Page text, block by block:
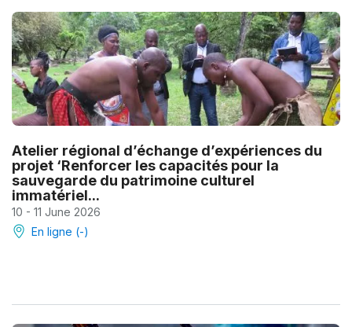
Atelier régional d’échange d’expériences du
projet ‘Renforcer les capacités pour la
sauvegarde du patrimoine culturel
immatériel...
10 - 11 June 2026
En ligne (-)